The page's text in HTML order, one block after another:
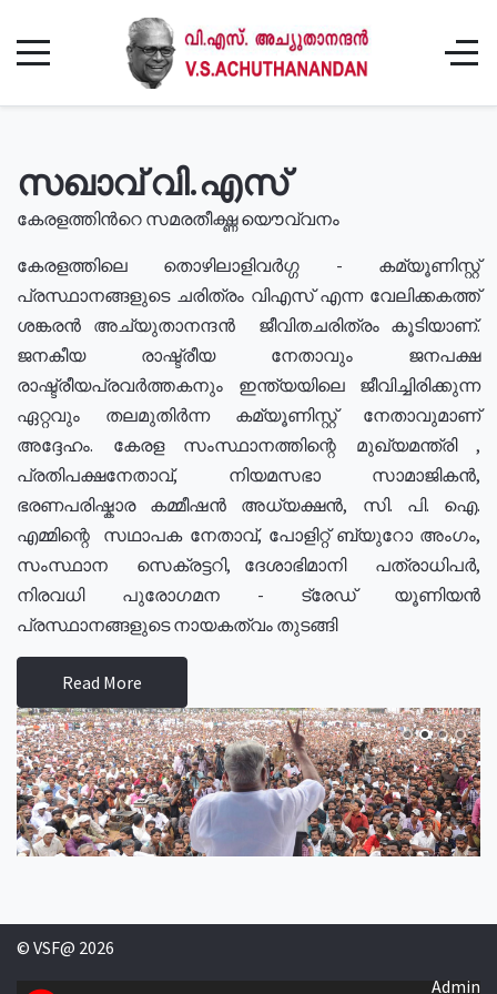
സഖാവ് വി.എസ്
കേരളത്തിൻറെ സമരതീക്ഷ്ണ യൌവ്വനം
കേരളത്തിലെ തൊഴിലാളിവർഗ്ഗ - കമ്യൂണിസ്റ്റ്
പ്രസ്ഥാനങ്ങളുടെ ചരിത്രം വിഎസ് എന്ന വേലിക്കകത്ത്
ശങ്കരൻ അച്യുതാനന്ദൻ ജീവിതചരിത്രം കൂടിയാണ്.
ജനകീയ രാഷ്ട്രീയ നേതാവും ജനപക്ഷ
രാഷ്ട്രീയപ്രവർത്തകനും ഇന്ത്യയിലെ ജീവിച്ചിരിക്കുന്ന
ഏറ്റവും തലമുതിർന്ന കമ്യൂണിസ്റ്റ് നേതാവുമാണ്
അദ്ദേഹം. കേരള സംസ്ഥാനത്തിന്റെ മുഖ്യമന്ത്രി ,
പ്രതിപക്ഷനേതാവ്, നിയമസഭാ സാമാജികൻ,
ഭരണപരിഷ്കാര കമ്മീഷൻ അധ്യക്ഷൻ, സി. പി. ഐ.
എമ്മിന്റെ സഥാപക നേതാവ്, പോളിറ്റ് ബ്യുറോ അംഗം,
സംസ്ഥാന സെക്രട്ടറി, ദേശാഭിമാനി പത്രാധിപർ,
നിരവധി പുരോഗമന - ട്രേഡ് യൂണിയൻ
പ്രസ്ഥാനങ്ങളുടെ നായകത്വം തുടങ്ങി
Read More
© VSF@ 2026
Admin